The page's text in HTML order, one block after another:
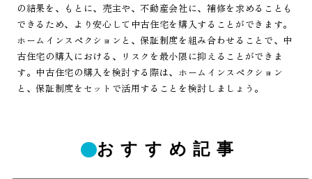
の結果を、もとに、売主や、不動産会社に、補修を求めることも
できるため、より安心して中古住宅を購入することができます。
ホームインスペクションと、保証制度を組み合わせることで、中
古住宅の購入における、リスクを最小限に抑えることができま
す。中古住宅の購入を検討する際は、ホームインスペクション
と、保証制度をセットで活用することを検討しましょう。
おすすめ記事